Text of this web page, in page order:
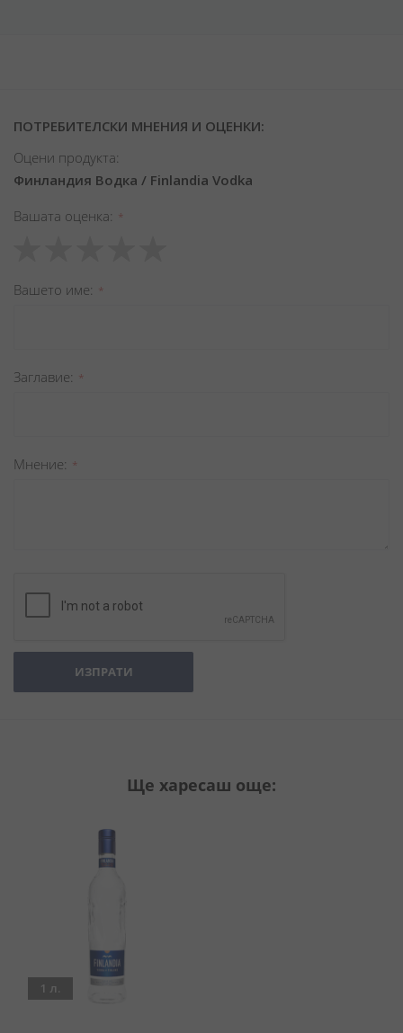
ПОТРЕБИТЕЛСКИ МНЕНИЯ И ОЦЕНКИ:
Оцени продукта:
Финландия Водка / Finlandia Vodka
Вашата оценка
star
stars
stars
stars
stars
Вашето име
Заглавиe
Мнение
ИЗПРАТИ
Ще харесаш още:
1 л.